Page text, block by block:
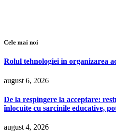
Cele mai noi
Rolul tehnologiei in organizarea
august 6, 2026
De la respingere la acceptare:
înlocuite cu sarcinile educative,
august 4, 2026